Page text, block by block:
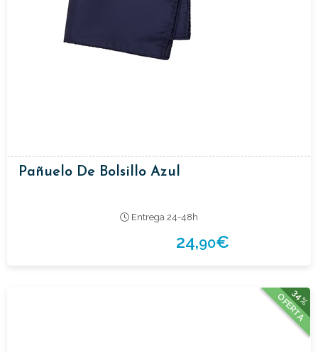
Pañuelo De Bolsillo Azul
Entrega 24-48h
24,90€
34%
OFERTA